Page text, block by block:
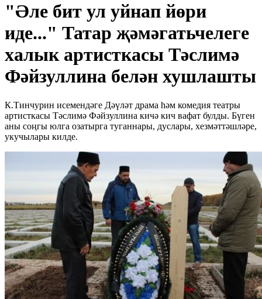
"Әле бит ул уйнап йөри
иде..." Татар җәмәгатьчелеге
халык артисткасы Тәслимә
Фәйзуллина белән хушлашты
К.Тинчурин исемендәге Дәүләт драма һәм комедия театры
артисткасы Тәслимә Фәйзуллина кичә кич вафат булды. Бүген
аны соңгы юлга озатырга туганнары, дуслары, хезмәттәшләре,
укучылары килде.